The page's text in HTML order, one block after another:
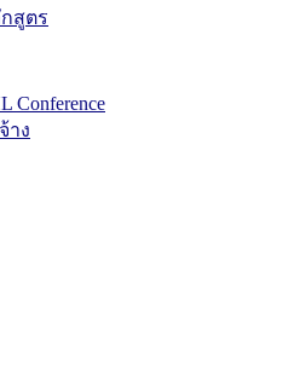
สูตร
Conference
าง